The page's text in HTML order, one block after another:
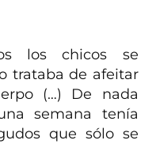
los chicos se
trataba de afeitar
(…) De nada
semana tenía
que sólo se